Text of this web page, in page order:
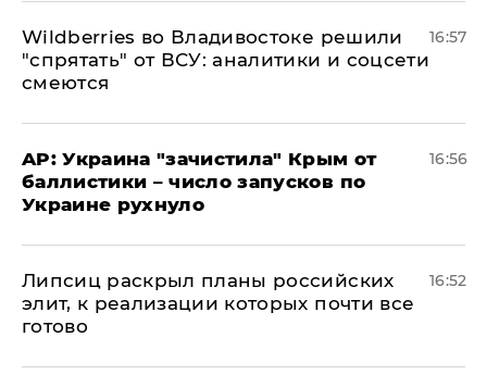
Wildberries во Владивостоке решили
"спрятать" от ВСУ: аналитики и соцсети
смеются
16:57
AP: Украина "зачистила" Крым от
баллистики – число запусков по
Украине рухнуло
16:56
Липсиц раскрыл планы российских
элит, к реализации которых почти все
готово
16:52